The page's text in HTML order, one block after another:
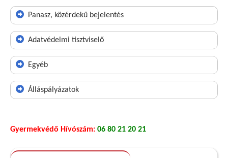
Panasz, közérdekű bejelentés
Adatvédelmi tisztviselő
Egyéb
Álláspályázatok
Gyermekvédő Hívószám: 06 80 21 20 21